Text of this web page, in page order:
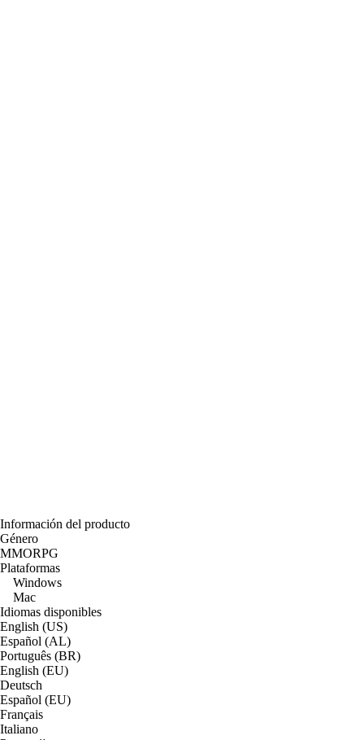
Información del producto
Género
MMORPG
Plataformas
Windows
Mac
Idiomas disponibles
English (US)
Español (AL)
Português (BR)
English (EU)
Deutsch
Español (EU)
Français
Italiano